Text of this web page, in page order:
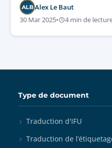
les secteurs réglementés.
ALB Alex Le Baut
30 Mar 2025• 4 min de
Type de document
Traduction d'IFU
Traduction de